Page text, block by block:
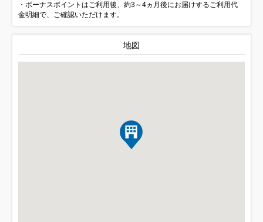
・ボーナスポイントはご利用後、約3～4ヵ月後にお届けするご利用代
金明細で、ご確認いただけます。
地図